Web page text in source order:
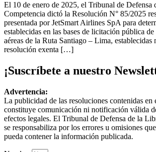
El 10 de enero de 2025, el Tribunal de Defensa
Competencia dictó la Resolución N° 85/2025
presentada por JetSmart Airlines SpA para
establecidas en las bases de licitación pública
aéreas de la Ruta Santiago – Lima, establecidas
resolución exenta […]
¡Suscríbete a nuestro
Advertencia:
La publicidad de las resoluciones contenidas en
constituye comunicación ni notificación válida
efectos legales. El Tribunal de Defensa de la
se responsabiliza por los errores u omisiones
pueda contener la información publicada.